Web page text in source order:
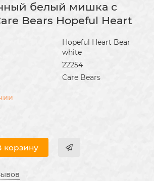
белый мишка с
Bears Hopeful Heart
Hopeful Heart Bear
white
22254
Care Bears
корзину